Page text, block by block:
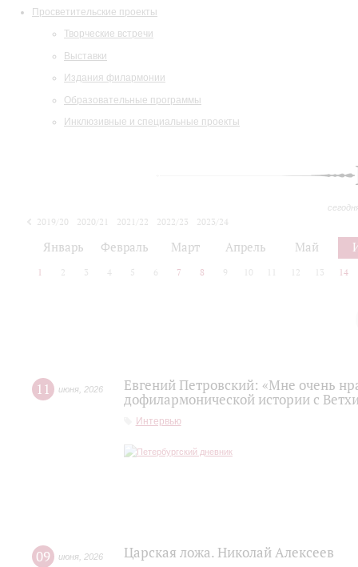
Просветительские проекты
Творческие встречи
Выставки
Издания филармонии
Образовательные программы
Инклюзивные и специальные проекты
2019/20 2020/21 2021/22 2022/23
2023/24
Январь Февраль Март Апрель Май
1 2 3 4 5 6 7 8 9 10 12 13 14
11 июня 2026
Евгений Петровский: «Мне очень
дофилармонической истории с
Интервью
09 июня 2026 Царская ложа. Николай Алексеев